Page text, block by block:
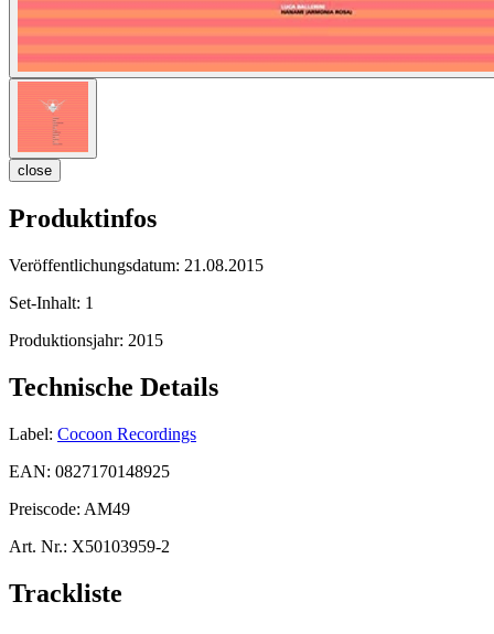
close
Produktinfos
Veröffentlichungsdatum: 21.08.2015
Set-Inhalt: 1
Produktionsjahr: 2015
Technische Details
Label: Cocoon Recordings
EAN: 0827170148925
Preiscode: AM49
Art. Nr.: X50103959-2
Trackliste